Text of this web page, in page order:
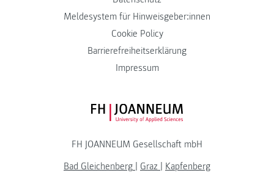
Meldesystem für Hinweisgeber:innen
Cookie Policy
Barrierefreiheitserklärung
Impressum
FH JOANNEUM Logo
FH JOANNEUM Gesellschaft mbH
Bad Gleichenberg | Graz | Kapfenberg